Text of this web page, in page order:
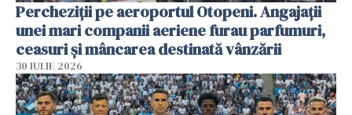
Percheziții pe aeroportul Otopeni. Angajații
unei mari companii aeriene furau parfumuri,
ceasuri și mâncarea destinată vânzării
30 IULIE 2026